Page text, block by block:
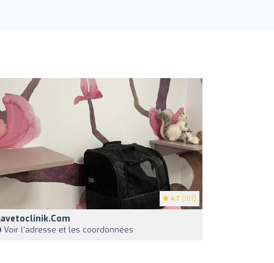
4.7 (187)
Voir l'adresse et les coordonnées